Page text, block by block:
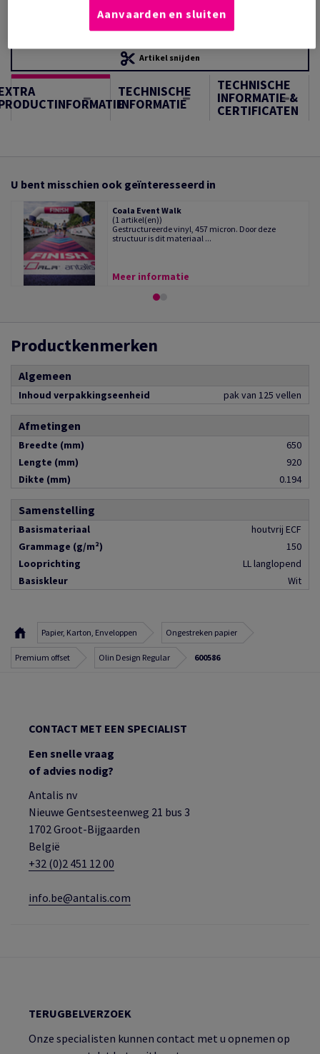
Artikel snijden
TECHNISCHE
INFORMATIE
TECHNISCHE
INFORMATIE &
CERTIFICATEN
U bent misschien ook geïnteresseerd in
Coala Event Walk
(1 artikel(en))
Gestructureerde vinyl, 457 micron. Door deze
structuur is dit materiaal ...
Meer informatie
Productkenmerken
Algemeen
Inhoud verpakkingseenheid pak van 125 vellen
Afmetingen
Breedte (mm)
650
Lengte (mm)
920
Dikte (mm)
0.194
Samenstelling
Basismateriaal
houtvrij ECF
Grammage (g/m²)
150
Looprichting
LL langlopend
Basiskleur
Wit
Papier, Karton, Enveloppen Ongestreken papier
Premium offset Olin Design Regular 600586
CONTACT MET EEN SPECIALIST
Een snelle vraag
of advies nodig?
Antalis nv
Nieuwe Gentsesteenweg 21 bus 3
1702 Groot-Bijgaarden
België
+32 (0)2 451 12 00
info.be@antalis.com
TERUGBELVERZOEK
Onze specialisten kunnen contact met u opnemen op
Aanvaarden en sluiten